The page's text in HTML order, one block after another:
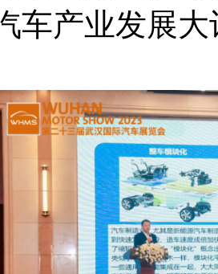
车产业发展